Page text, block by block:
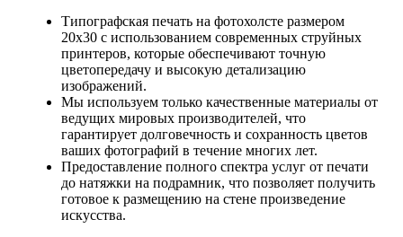
Типографская печать на фотохолсте размером
20х30 с использованием современных струйных
принтеров, которые обеспечивают точную
цветопередачу и высокую детализацию
изображений.
Мы используем только качественные материалы от
ведущих мировых производителей, что
гарантирует долговечность и сохранность цветов
ваших фотографий в течение многих лет.
Предоставление полного спектра услуг от печати
до натяжки на подрамник, что позволяет получить
готовое к размещению на стене произведение
искусства.